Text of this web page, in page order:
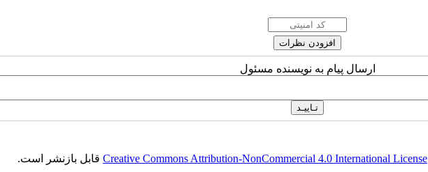
ارسال پیام به نویسنده مسئول
Creative Commons Attribution-NonCommercial 4.0 International Licenseقابل بازنشر است.